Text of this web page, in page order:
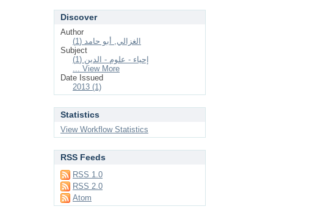
Discover
Author
الغزالي, أبو حامد (1)
Subject
إحياء - علوم - الدين (1)
... View More
Date Issued
2013 (1)
Statistics
View Workflow Statistics
RSS Feeds
RSS 1.0
RSS 2.0
Atom